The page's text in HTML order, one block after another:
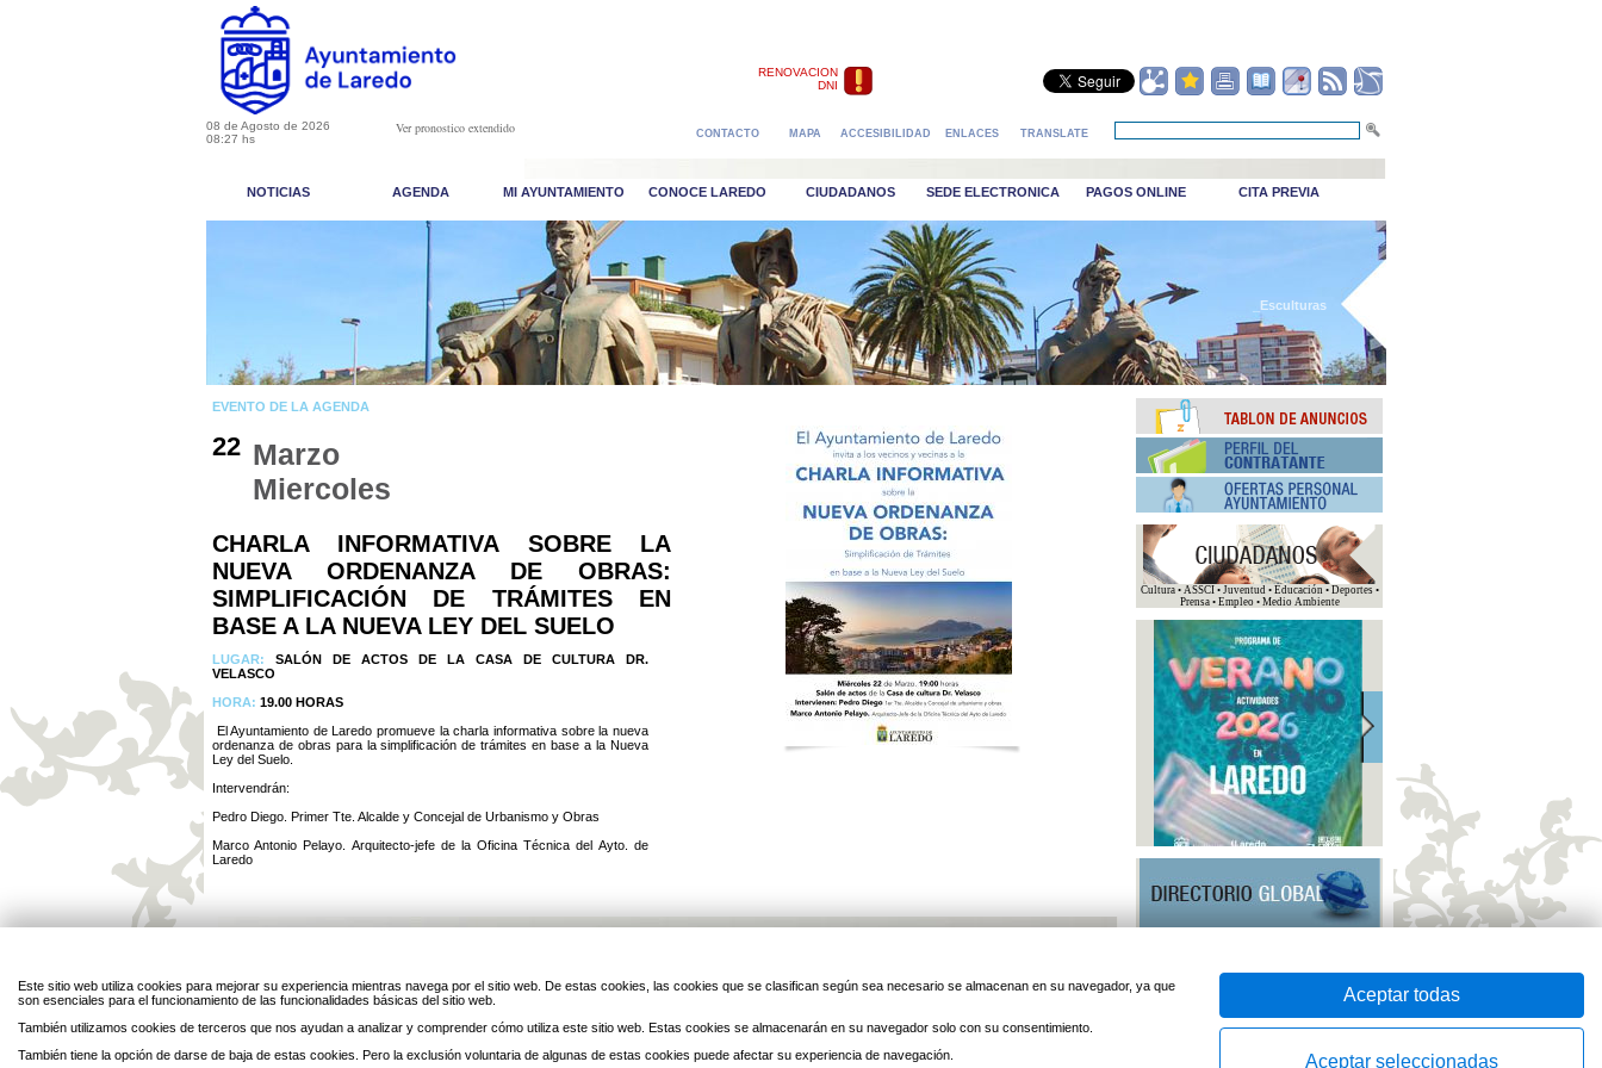
RENOVACION
DNI
08 de Agosto de 2026
08:27 hs
Ver pronostico extendido CONTACTO MAPA ACCESIBILIDAD ENLACES TRANSLATE
NOTICIAS AGENDA MI AYUNTAMIENTO CONOCE LAREDO CIUDADANOS SEDE ELECTRONICA PAGOS ONLINE CITA PREVIA
_Esculturas
EVENTO DE LA AGENDA
22 Marzo
Miercoles
CHARLA INFORMATIVA SOBRE LA
NUEVA ORDENANZA DE OBRAS:
SIMPLIFICACIÓN DE TRÁMITES EN
BASE A LA NUEVA LEY DEL SUELO
LUGAR: SALÓN DE ACTOS DE LA CASA DE CULTURA DR.
VELASCO
HORA: 19.00 HORAS
El Ayuntamiento de Laredo promueve la charla informativa sobre la nueva
ordenanza de obras para la simplificación de trámites en base a la Nueva
Ley del Suelo.
Intervendrán:
Pedro Diego. Primer Tte. Alcalde y Concejal de Urbanismo y Obras
Marco Antonio Pelayo. Arquitecto-jefe de la Oficina Técnica del Ayto. de
Laredo
Cultura • ASSCI • Juventud • Educación • Deportes •
Prensa • Empleo • Medio Ambiente
Este sitio web utiliza cookies para mejorar su experiencia mientras navega por el sitio web. De estas cookies, las cookies que se clasifican según sea necesario se almacenan en su navegador, ya que
son esenciales para el funcionamiento de las funcionalidades básicas del sitio web.
También utilizamos cookies de terceros que nos ayudan a analizar y comprender cómo utiliza este sitio web. Estas cookies se almacenarán en su navegador solo con su consentimiento.
También tiene la opción de darse de baja de estas cookies. Pero la exclusión voluntaria de algunas de estas cookies puede afectar su experiencia de navegación.
Aceptar todas
Aceptar seleccionadas